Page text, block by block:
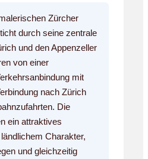
Zürcher
durch seine zentrale
und den Appenzeller
von einer
mit
nach Zürich
Die
ein attraktives
Charakter,
und gleichzeitig